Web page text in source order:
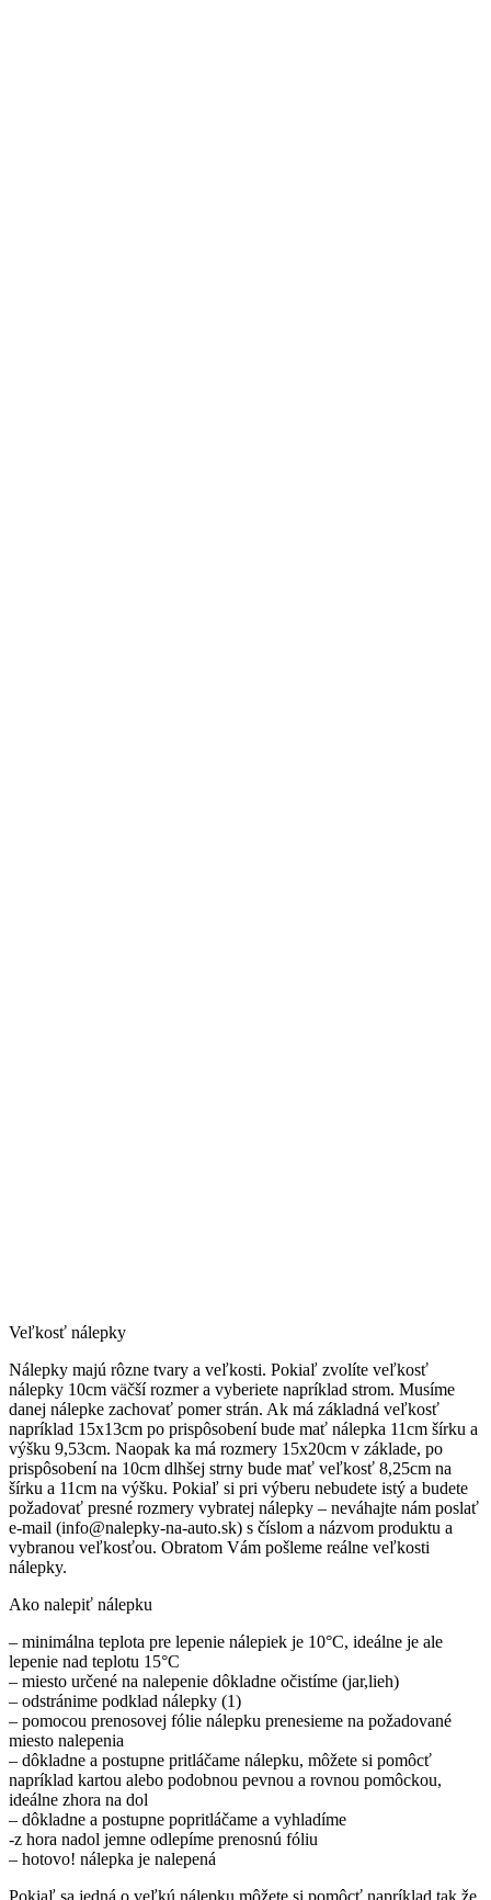
Veľkosť nálepky
Nálepky majú rôzne tvary a veľkosti. Pokiaľ zvolíte veľkosť
nálepky 10cm väčší rozmer a vyberiete napríklad strom. Musíme
danej nálepke zachovať pomer strán. Ak má základná veľkosť
napríklad 15x13cm po prispôsobení bude mať nálepka 11cm šírku a
výšku 9,53cm. Naopak ka má rozmery 15x20cm v základe, po
prispôsobení na 10cm dlhšej strny bude mať veľkosť 8,25cm na
šírku a 11cm na výšku. Pokiaľ si pri výberu nebudete istý a budete
požadovať presné rozmery vybratej nálepky – neváhajte nám poslať
e-mail (info@nalepky-na-auto.sk) s číslom a názvom produktu a
vybranou veľkosťou. Obratom Vám pošleme reálne veľkosti
nálepky.
Ako nalepiť nálepku
– minimálna teplota pre lepenie nálepiek je 10°C, ideálne je ale
lepenie nad teplotu 15°C
– miesto určené na nalepenie dôkladne očistíme (jar,lieh)
– odstránime podklad nálepky (1)
– pomocou prenosovej fólie nálepku prenesieme na požadované
miesto nalepenia
– dôkladne a postupne pritláčame nálepku, môžete si pomôcť
napríklad kartou alebo podobnou pevnou a rovnou pomôckou,
ideálne zhora na dol
– dôkladne a postupne popritláčame a vyhladíme
-z hora nadol jemne odlepíme prenosnú fóliu
– hotovo! nálepka je nalepená
Pokiaľ sa jedná o veľkú nálepku môžete si pomôcť napríklad tak že